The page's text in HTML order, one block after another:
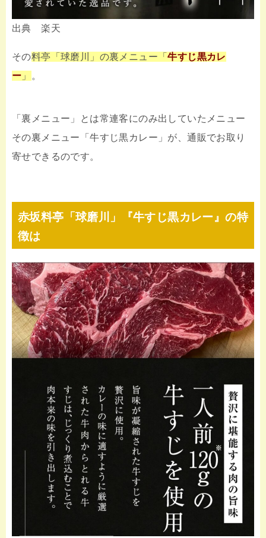
出典 楽天
その料亭「球磨川」の裏メニュー「牛すじ黒カレ
ー 」 。
「裏メニュー」とは常連客にのみ出していたメニュー
その裏メニュー「牛すじ黒カレー」が、通販でお取り
寄せできるのです。
赤坂料亭「球磨川」『牛すじ黒カレー』の特
徴は